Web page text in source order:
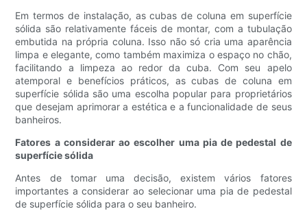
Em termos de instalação, as cubas de coluna em superfície
sólida são relativamente fáceis de montar, com a tubulação
embutida na própria coluna. Isso não só cria uma aparência
limpa e elegante, como também maximiza o espaço no chão,
facilitando a limpeza ao redor da cuba. Com seu apelo
atemporal e benefícios práticos, as cubas de coluna em
superfície sólida são uma escolha popular para proprietários
que desejam aprimorar a estética e a funcionalidade de seus
banheiros.
Fatores a considerar ao escolher uma pia de pedestal de
superfície sólida
Antes de tomar uma decisão, existem vários fatores
importantes a considerar ao selecionar uma pia de pedestal
de superfície sólida para o seu banheiro.